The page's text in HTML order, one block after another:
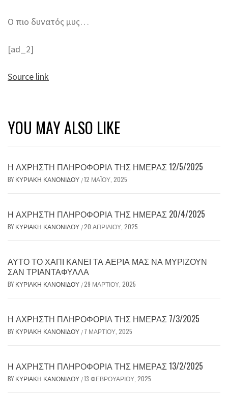
Ο πιο δυνατός μυς…
[ad_2]
Source link
YOU MAY ALSO LIKE
Η ΆΧΡΗΣΤΗ ΠΛΗΡΟΦΟΡΊΑ ΤΗΣ ΗΜΈΡΑΣ 12/5/2025
BY ΚΥΡΙΑΚΉ ΚΑΝΟΝΊΔΟΥ /12 ΜΑΪ́ΟΥ, 2025
Η ΆΧΡΗΣΤΗ ΠΛΗΡΟΦΟΡΊΑ ΤΗΣ ΗΜΈΡΑΣ 20/4/2025
BY ΚΥΡΙΑΚΉ ΚΑΝΟΝΊΔΟΥ /20 ΑΠΡΙΛΊΟΥ, 2025
ΑΥΤΌ ΤΟ ΧΆΠΙ ΚΆΝΕΙ ΤΑ ΑΈΡΙΆ ΜΑΣ ΝΑ ΜΥΡΊΖΟΥΝ
ΣΑΝ ΤΡΙΑΝΤΆΦΥΛΛΑ
BY ΚΥΡΙΑΚΉ ΚΑΝΟΝΊΔΟΥ /29 ΜΑΡΤΊΟΥ, 2025
Η ΆΧΡΗΣΤΗ ΠΛΗΡΟΦΟΡΊΑ ΤΗΣ ΗΜΈΡΑΣ 7/3/2025
BY ΚΥΡΙΑΚΉ ΚΑΝΟΝΊΔΟΥ / 7 ΜΑΡΤΊΟΥ, 2025
Η ΆΧΡΗΣΤΗ ΠΛΗΡΟΦΟΡΊΑ ΤΗΣ ΗΜΈΡΑΣ 13/2/2025
BY ΚΥΡΙΑΚΉ ΚΑΝΟΝΊΔΟΥ /13 ΦΕΒΡΟΥΑΡΊΟΥ, 2025